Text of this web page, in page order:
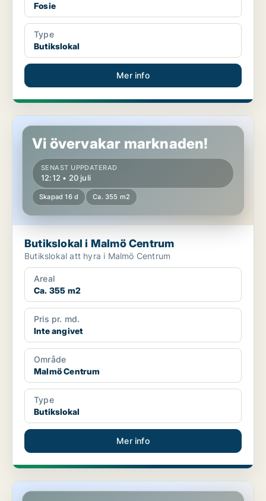
Fosie
Type
Butikslokal
Mer info
Butikslokal i Malmö Centrum
Vi övervakar marknaden!
SENAST UPPDATERAD
12:12 • 20 juli
Skapad 16 d Ca. 355 m2
Butikslokal i Malmö Centrum
Butikslokal att hyra i Malmö Centrum
Areal
Ca. 355 m2
Pris pr. md.
Inte angivet
Område
Malmö Centrum
Type
Butikslokal
Mer info
Butikslokal i Malmö Centrum